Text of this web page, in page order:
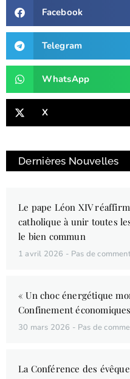
Facebook
Telegram
WhatsApp
X
Dernières Nouvelles
Le pape Léon XIV
catholique à unir toutes
le bien commun
1 avril 2026 Pas de
« Un choc énergétique
Confinement
30 mars 2026 Pas de
La Conférence des